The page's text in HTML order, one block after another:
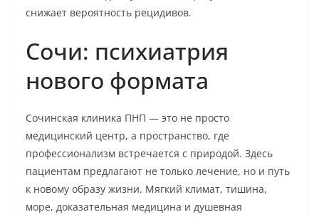
снижает вероятность рецидивов.
Сочи: психиатрия
нового формата
Сочинская клиника ПНП — это не просто
медицинский центр, а пространство, где
профессионализм встречается с природой. Здесь
пациентам предлагают не только лечение, но и путь
к новому образу жизни. Мягкий климат, тишина,
море, доказательная медицина и душевная